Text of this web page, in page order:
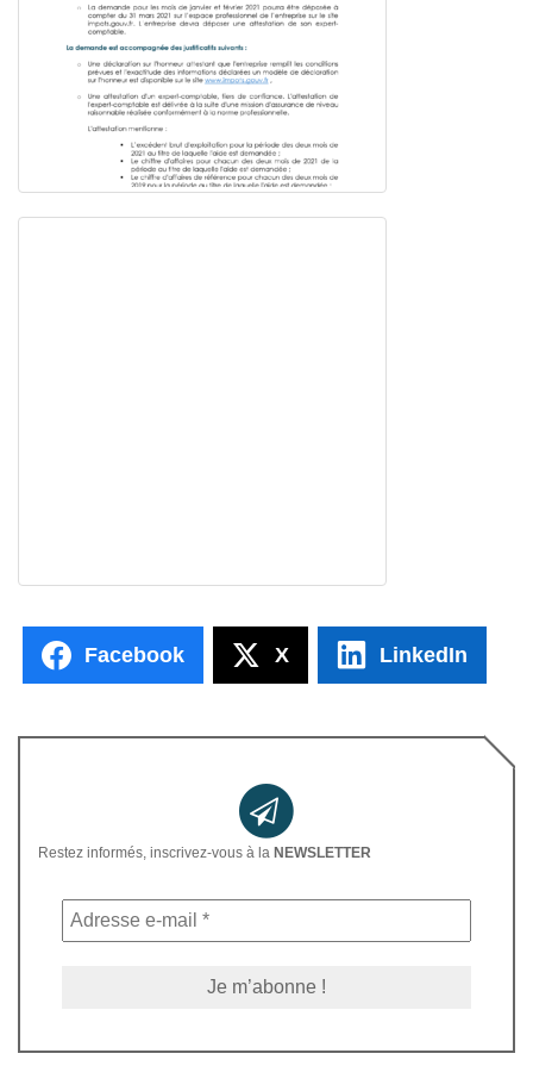
Facebook X LinkedIn
Restez informés, inscrivez-vous à la NEWSLETTER